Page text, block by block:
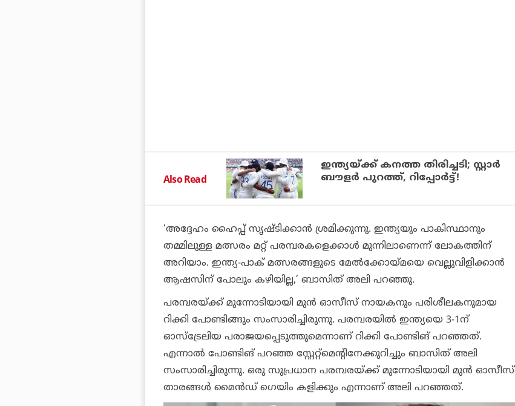
Also Read
ഇന്ത്യയ്ക്ക് കനത്ത തിരിച്ചടി; സ്റ്റാര്‍
ബൗളര്‍ പുറത്ത്, റിപ്പോര്‍ട്ട്!
‘അദ്ദേഹം ഹൈപ്പ് സൃഷ്ടിക്കാന്‍ ശ്രമിക്കുന്നു. ഇന്ത്യയും പാകിസ്ഥാനും
തമ്മിലുള്ള മത്സരം മറ്റ് പരമ്പരകളെക്കാള്‍ മുന്നിലാണെന്ന് ലോകത്തിന്
അറിയാം. ഇന്ത്യ-പാക് മത്സരങ്ങളുടെ മേല്‍ക്കോയ്മയെ വെല്ലുവിളിക്കാന്‍
ആഷസിന് പോലും കഴിയില്ല,’ ബാസിത് അലി പറഞ്ഞു.
പരമ്പരയ്ക്ക് മുന്നോടിയായി മുന്‍ ഓസീസ് നായകനും പരിശീലകനുമായ
റിക്കി പോണ്ടിങ്ങും സംസാരിച്ചിരുന്നു. പരമ്പരയില്‍ ഇന്ത്യയെ 3-1ന്
ഓസ്ട്രേലിയ പരാജയപ്പെടുത്തുമെന്നാണ് റിക്കി പോണ്ടിങ് പറഞ്ഞത്.
എന്നാല്‍ പോണ്ടിങ് പറഞ്ഞ സ്റ്റേറ്റ്മെന്റിനേക്കുറിച്ചും ബാസിത് അലി
സംസാരിച്ചിരുന്നു. ഒരു സുപ്രധാന പരമ്പരയ്ക്ക് മുന്നോടിയായി മുന്‍ ഓസീസ്
താരങ്ങള്‍ മൈന്‍ഡ് ഗെയിം കളിക്കും എന്നാണ് അലി പറഞ്ഞത്.